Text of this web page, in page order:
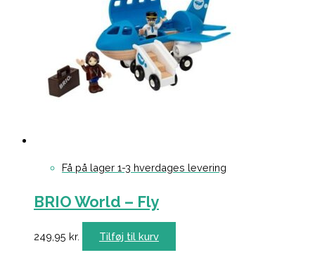
Få på lager 1-3 hverdages levering
BRIO World – Fly
249,95 kr. Tilføj til kurv